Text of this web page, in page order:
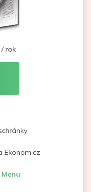
/ rok
Ekonom.cz